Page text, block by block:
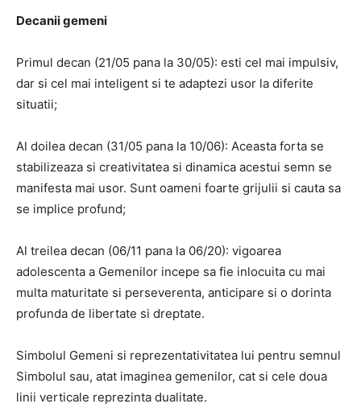
Decanii gemeni
Primul decan (21/05 pana la 30/05): esti cel mai impulsiv,
dar si cel mai inteligent si te adaptezi usor la diferite
situatii;
Al doilea decan (31/05 pana la 10/06): Aceasta forta se
stabilizeaza si creativitatea si dinamica acestui semn se
manifesta mai usor. Sunt oameni foarte grijulii si cauta sa
se implice profund;
Al treilea decan (06/11 pana la 06/20): vigoarea
adolescenta a Gemenilor incepe sa fie inlocuita cu mai
multa maturitate si perseverenta, anticipare si o dorinta
profunda de libertate si dreptate.
Simbolul Gemeni si reprezentativitatea lui pentru semnul
Simbolul sau, atat imaginea gemenilor, cat si cele doua
linii verticale reprezinta dualitate.